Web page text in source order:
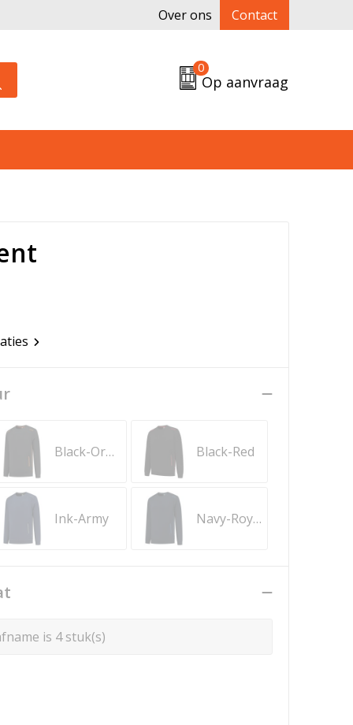
Over ons Contact
0
Op aanvraag
Black-Orange Black-Red
Ink-Army Navy-Royal Blue
is 4 stuk(s)